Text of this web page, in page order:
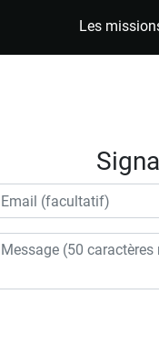
Les